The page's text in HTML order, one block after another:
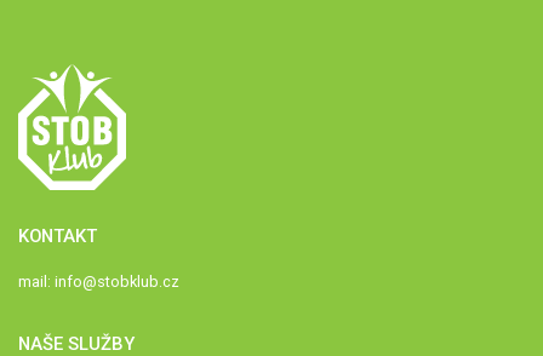
KONTAKT
mail: info@stobklub.cz
NAŠE SLUŽBY